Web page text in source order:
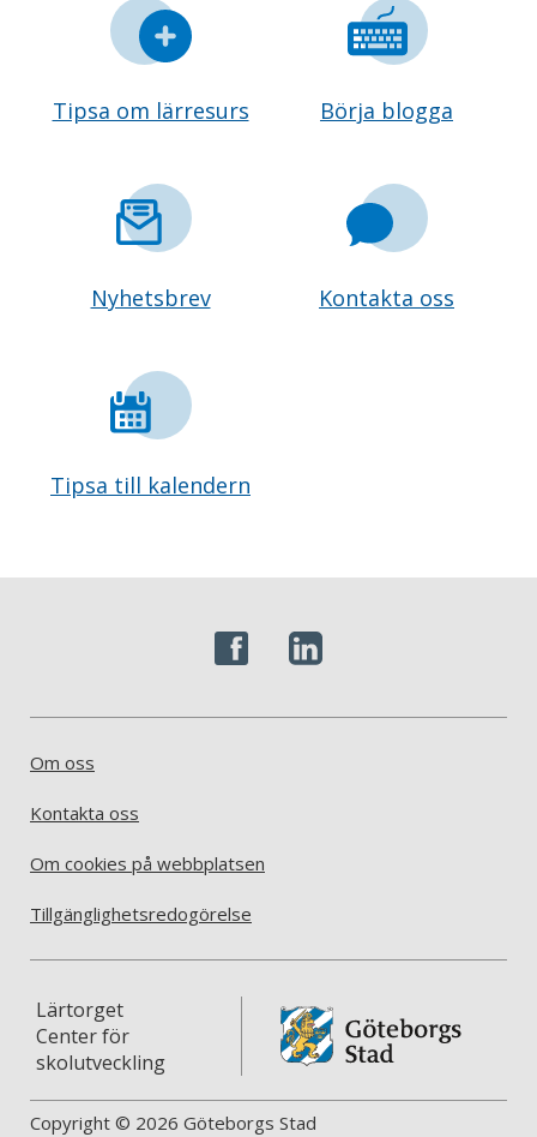
Tipsa om lärresurs Börja blogga
Nyhetsbrev Kontakta oss
Tipsa till kalendern
Om oss
Kontakta oss
Om cookies på webbplatsen
Tillgänglighetsredogörelse
Lärtorget
Center för
skolutveckling
Copyright © 2026 Göteborgs Stad